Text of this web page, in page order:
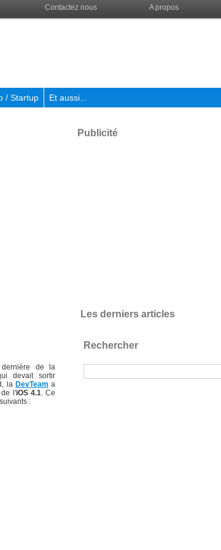
Contactez nous A propos
/ Startup Et aussi...
de
la
devait sortir
la DevTeam a
de l'iOS 4.1. Ce
:
Publicité
Les derniers articles
Rechercher